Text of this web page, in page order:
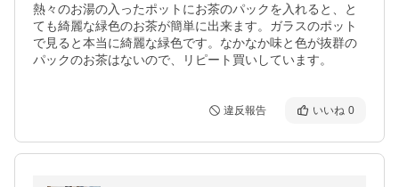
熱々のお湯の入ったポットにお茶のパックを入れると、と
ても綺麗な緑色のお茶が簡単に出来ます。ガラスのポット
で見ると本当に綺麗な緑色です。なかなか味と色が抜群の
パックのお茶はないので、リピート買いしています。
違反報告 いいね 0